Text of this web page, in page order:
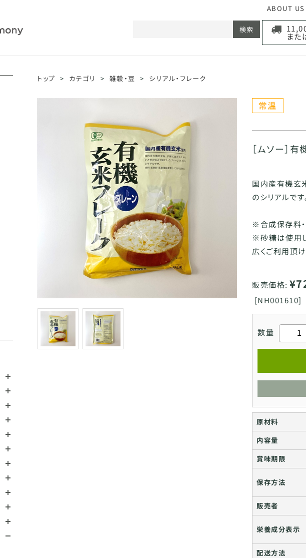
ABOUT US
また
検索
トップ > カテゴリ > 雑穀・豆 > シリアル・フレーク
［ムソー］
国内産有機玄
のシリアルです
※合成保存料
※砂糖は使用
広くご利用頂け
販売価格:
[NH001610]
数量
原材料
内容量
賞味期限
保存方法
販売者
栄養成分表示
配送方法